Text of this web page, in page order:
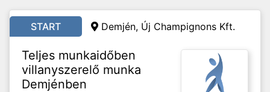
START Demjén, Új Champignons Kft.
Teljes munkaidőben
villanyszerelő munka
Demjénben